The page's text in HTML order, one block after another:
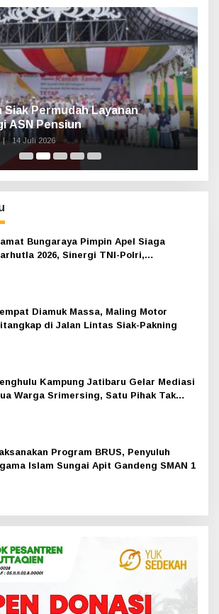
Siak Permudah Layanan
ASN Pensiun
| 14 Juli 2026
Bungaraya Pimpin Apel Siaga
2026, Sinergi TNI-Polri,
Diamuk Massa, Maling Motor
di Jalan Lintas Siak-Pakning
Kampung Jatibaru Gelar Mediasi
Warga Srimersing, Satu Pihak Tak
Program BRUS, Penyuluh
Islam Sungai Apit Gandeng SMAN 1